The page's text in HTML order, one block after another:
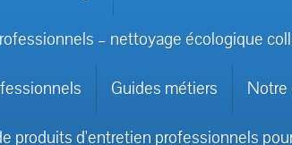
– nettoyage écologique
Guides métiers Notre
produits d'entretien professionnels